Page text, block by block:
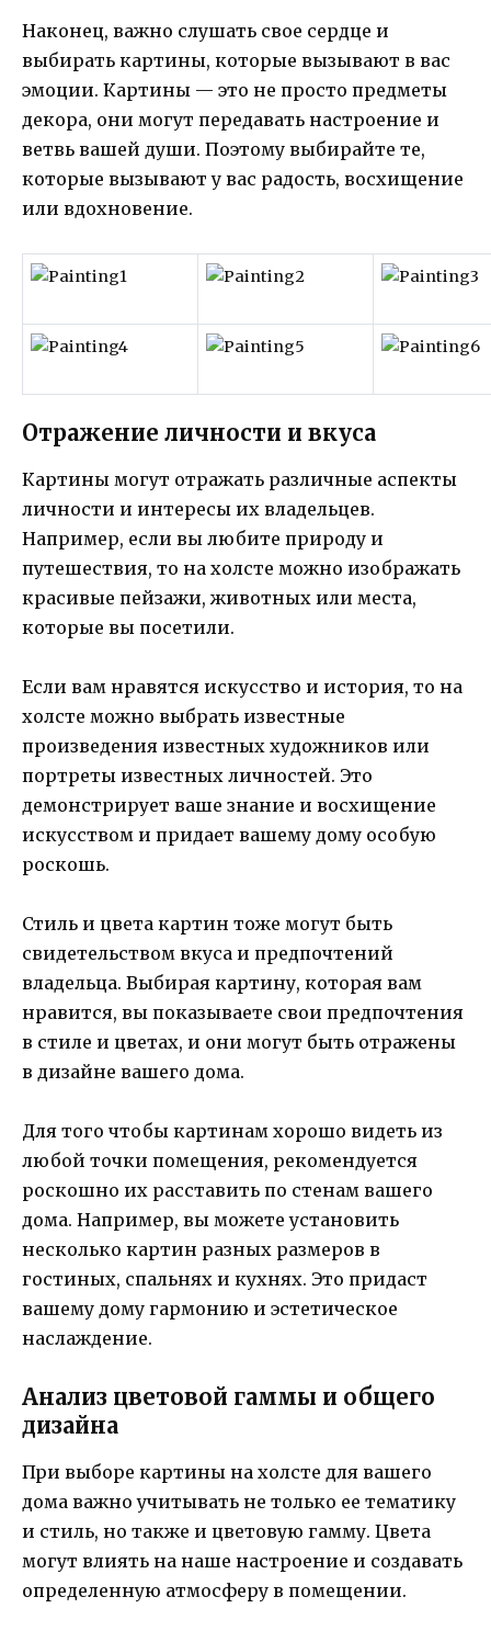
Наконец, важно слушать свое сердце и
выбирать картины, которые вызывают в вас
эмоции. Картины — это не просто предметы
декора, они могут передавать настроение и
ветвь вашей души. Поэтому выбирайте те,
которые вызывают у вас радость, восхищение
или вдохновение.
Отражение личности и вкуса
Картины могут отражать различные аспекты
личности и интересы их владельцев.
Например, если вы любите природу и
путешествия, то на холсте можно изображать
красивые пейзажи, животных или места,
которые вы посетили.
Если вам нравятся искусство и история, то на
холсте можно выбрать известные
произведения известных художников или
портреты известных личностей. Это
демонстрирует ваше знание и восхищение
искусством и придает вашему дому особую
роскошь.
Стиль и цвета картин тоже могут быть
свидетельством вкуса и предпочтений
владельца. Выбирая картину, которая вам
нравится, вы показываете свои предпочтения
в стиле и цветах, и они могут быть отражены
в дизайне вашего дома.
Для того чтобы картинам хорошо видеть из
любой точки помещения, рекомендуется
роскошно их расставить по стенам вашего
дома. Например, вы можете установить
несколько картин разных размеров в
гостиных, спальнях и кухнях. Это придаст
вашему дому гармонию и эстетическое
наслаждение.
Анализ цветовой гаммы и общего
дизайна
При выборе картины на холсте для вашего
дома важно учитывать не только ее тематику
и стиль, но также и цветовую гамму. Цвета
могут влиять на наше настроение и создавать
определенную атмосферу в помещении.